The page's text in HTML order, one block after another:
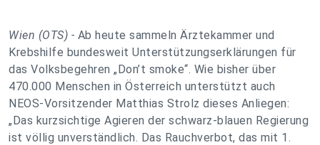
Wien (OTS) - Ab heute sammeln Ärztekammer und
Krebshilfe bundesweit Unterstützungserklärungen für
das Volksbegehren „Don’t smoke“. Wie bisher über
470.000 Menschen in Österreich unterstützt auch
NEOS-Vorsitzender Matthias Strolz dieses Anliegen:
„Das kurzsichtige Agieren der schwarz-blauen Regierung
ist völlig unverständlich. Das Rauchverbot, das mit 1.